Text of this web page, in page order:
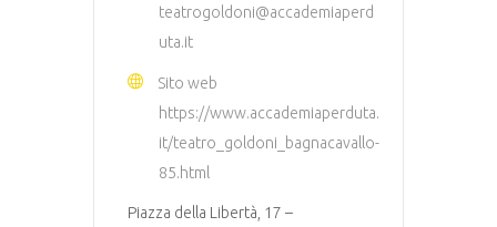
teatrogoldoni@accademiaperd
uta.it
Sito web
https://www.accademiaperduta.
it/teatro_goldoni_bagnacavallo-
85.html
Piazza della Libertà, 17 –